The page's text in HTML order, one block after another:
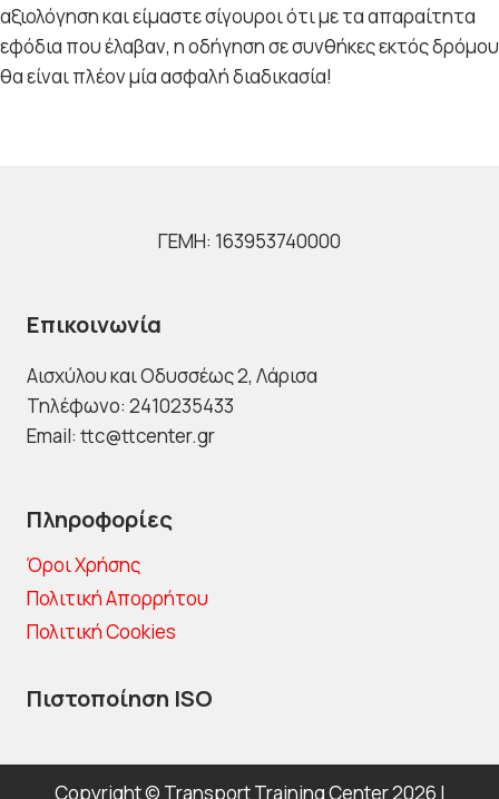
αξιολόγηση και είμαστε σίγουροι ότι με τα απαραίτητα
εφόδια που έλαβαν, η οδήγηση σε συνθήκες εκτός δρόμου
θα είναι πλέον μία ασφαλή διαδικασία!
ΓΕΜΗ: 163953740000
Επικοινωνία
Αισχύλου και Οδυσσέως 2, Λάρισα
Τηλέφωνο: 2410235433
Email: ttc@ttcenter.gr
Πληροφορίες
Όροι Χρήσης
Πολιτική Απορρήτου
Πολιτική Cookies
Πιστοποίηση ISO
Copyright © Transport Training Center 2026 |